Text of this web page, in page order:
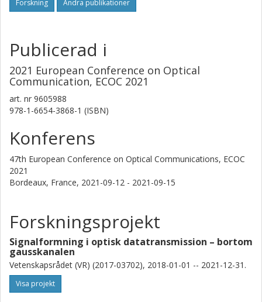
Forskning Andra publikationer
Publicerad i
2021 European Conference on Optical
Communication, ECOC 2021
art. nr 9605988
978-1-6654-3868-1 (ISBN)
Konferens
47th European Conference on Optical Communications, ECOC
2021
Bordeaux, France, 2021-09-12 - 2021-09-15
Forskningsprojekt
Signalformning i optisk datatransmission – bortom
gausskanalen
Vetenskapsrådet (VR) (2017-03702), 2018-01-01 -- 2021-12-31.
Visa projekt